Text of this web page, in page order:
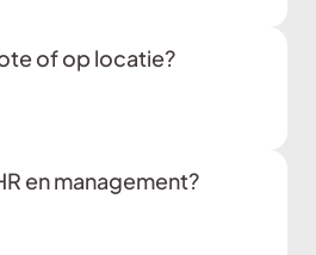
of op locatie?
en management?